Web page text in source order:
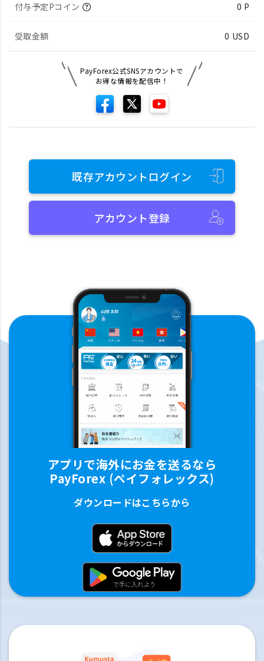
付与予定Pコイン 0 P
受取金額 0 USD
PayForex公式SNSアカウントで
お得な情報を配信中！
既存アカウントログイン
アカウント登録
アプリで海外にお金を送るなら
PayForex (ペイフォレックス)
ダウンロードはこちらから